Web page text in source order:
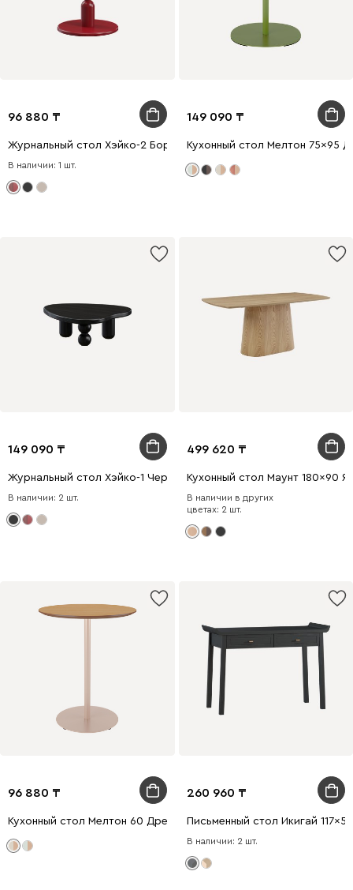
96 880
Журнальный стол Хэйко-2 Бордовый
В наличии: 1 шт.
149 090
Кухонный стол Мелтон 75x95
149 090
Журнальный стол Хэйко-1 Черный
В наличии: 2 шт.
499 620
Кухонный стол Маунт 180x90
В наличии в других
цветах: 2 шт.
96 880
Кухонный стол Мелтон 60 Древесный/Бежевый
260 960
Письменный стол Икигай
В наличии: 2 шт.